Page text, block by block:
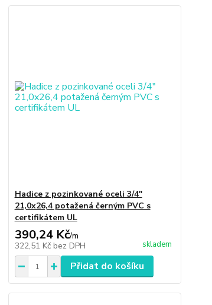
Hadice z pozinkované oceli 3/4"
21,0x26,4 potažená černým PVC s
certifikátem UL
390,24 Kč/m
322,51 Kč bez DPH skladem
Přidat do košíku